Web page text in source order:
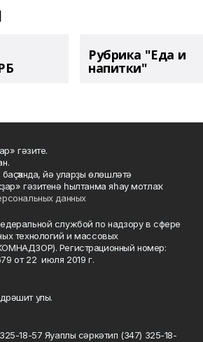
Рубрика "Еда и
напитки"
гәзите.
йә уларҙы өлөшләтә
гәзитенә һылтанма яһау мотлаҡ.
данных
службой по надзору в сфере
технологий и массовых
Регистрационный номер:
от 22 июля 2019 г.
улы.
18-57 Яуаплы сәркәтип (347) 325-18-